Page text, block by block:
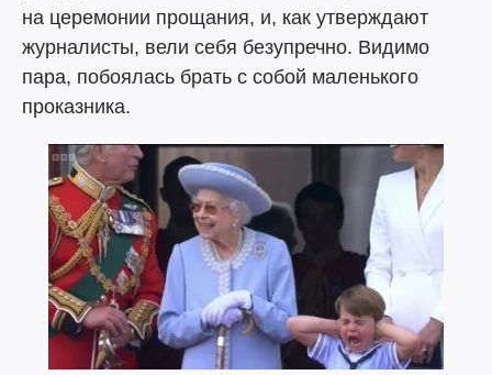
на церемонии прощания, и, как утверждают
журналисты, вели себя безупречно. Видимо
пара, побоялась брать с собой маленького
проказника.